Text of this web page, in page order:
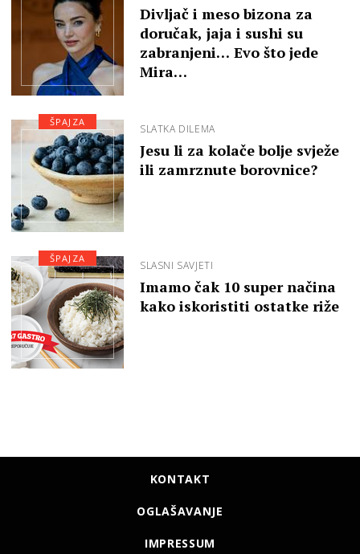
Divljač i meso bizona za
doručak, jaja i sushi su
zabranjeni… Evo što jede
Mira…
SLATKA DILEMA
Jesu li za kolače bolje svježe
ili zamrznute borovnice?
ŠPAJZA
SLASNI SAVJETI
Imamo čak 10 super načina
kako iskoristiti ostatke riže
ŠPAJZA
KONTAKT
OGLAŠAVANJE
IMPRESSUM